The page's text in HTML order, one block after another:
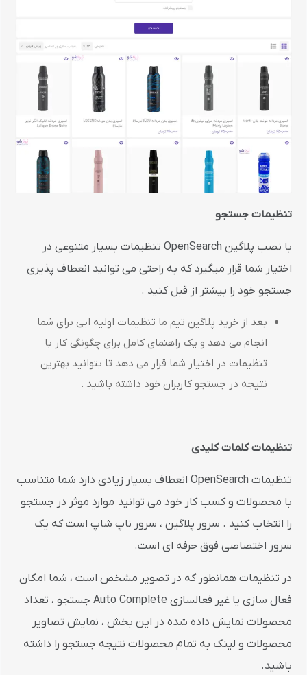
تنظیمات جستجو
با نصب پلاگین OpenSearch تنظیمات بسیار متنوعی در
اختیار شما قرار میگیرد که به راحتی می توانید انعطاف پذیری
جستجو خود را بیشتر از قبل کنید .
بعد از خرید پلاگین تیم ما تنظیمات اولیه ایی برای شما
انجام می دهد و یک راهنمای کامل برای چگونگی کار با
تنظیمات در اختیار شما قرار می دهد تا بتوانید بهترین
نتیجه در جستجو کاربران خود داشته باشید .
تنظیمات کلمات کلیدی
تنظیمات OpenSearch انعطاف بسیار زیادی دارد شما متناسب
با محصولات و کسب کار خود می توانید موارد موثر در جستجو
را انتخاب کنید . سرور پلاگین ، سرور ناپ شاپ است که یک
سرور اختصاصی فوق حرفه ای است.
در تنظیمات همانطور که در تصویر مشخص است ، شما امکان
فعال سازی یا غیر فعالسازی Auto Complete جستجو ، تعداد
محصولات نمایش داده شده در این بخش ، نمایش تصاویر
محصولات و لینک به تمام محصولات نتیجه جستجو را داشته
باشید.